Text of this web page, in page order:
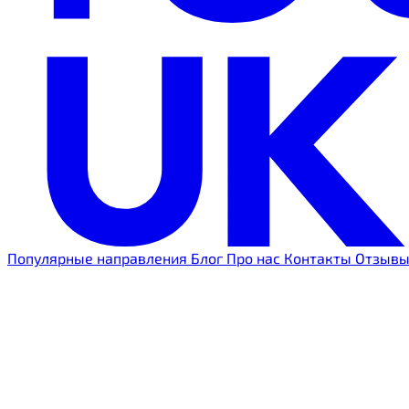
Популярные направления Блог Про нас Контакты Отзывы